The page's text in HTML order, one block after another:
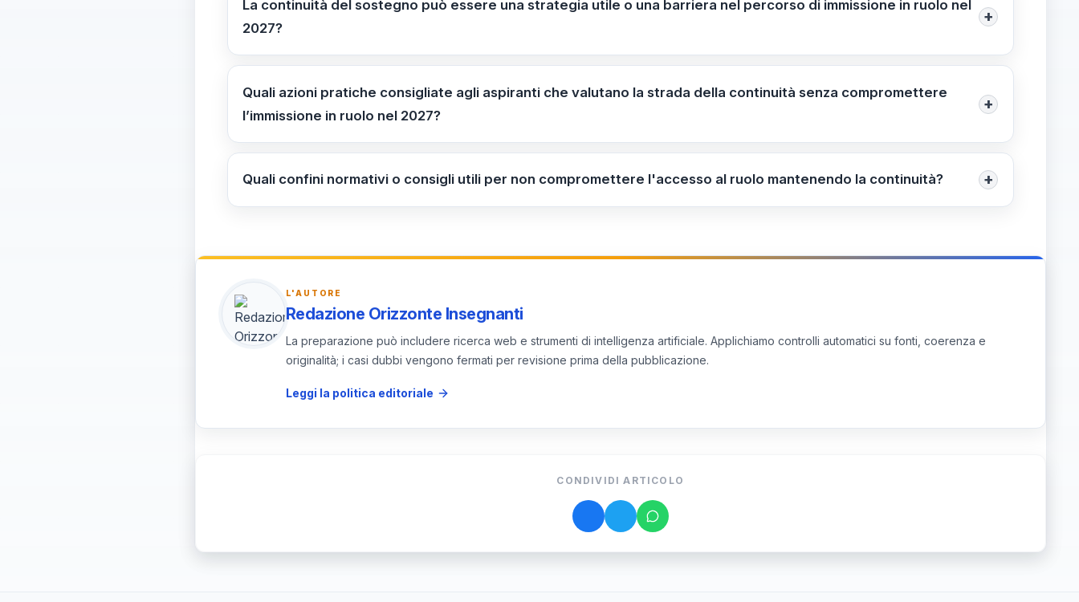
La continuità del sostegno può essere una strategia utile o una barriera nel percorso di immissione in ruolo nel
2027?
+
Può essere una strategia utile per mantenere occupazione e competenze nel sostegno; non ostacola l’accesso al ruolo,
Quali azioni pratiche consigliate agli aspiranti che valutano la strada della continuità senza compromettere
l’immissione in ruolo nel 2027?
+
Azioni pratiche: verificare bandi e posizioni aperte per l’immissione in ruolo e per incarichi di sostegno. Comunicare
disponibilità immediata al dirigente scolastico e al referente del personale, specificando sedi e preferenze. Monitorare
Quali confini normativi o consigli utili per non compromettere l'accesso al ruolo mantenendo la continuità? +
In linea generale, l’immissione in ruolo resta la meta prioritaria e la continuità non vieta il passaggio; l’applicazione può
può richiedere consultazioni ufficiali e aggiornamenti normativi.
L'AUTORE
Redazione Orizzonte Insegnanti
La preparazione può includere ricerca web e strumenti di intelligenza artificiale. Applichiamo controlli automatici su fonti, coerenza e
originalità; i casi dubbi vengono fermati per revisione prima della pubblicazione.
Leggi la politica editoriale
CONDIVIDI ARTICOLO